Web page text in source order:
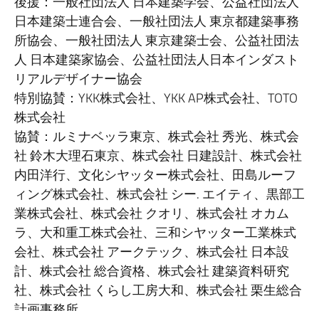
日本建築士連合会、一般社団法人 東京都建築事務
所協会、一般社団法人 東京建築士会、公益社団法
人 日本建築家協会、公益社団法人日本インダスト
リアルデザイナー協会
特別協賛：YKK株式会社、YKK AP株式会社、TOTO
株式会社
協賛：ルミナベッラ東京、株式会社 秀光、株式会
社 鈴木大理石東京、株式会社 日建設計、株式会社
内田洋行、文化シヤッター株式会社、田島ルーフ
ィング株式会社、株式会社 シー. エイティ、黒部工
業株式会社、株式会社 クオリ、株式会社 オカム
ラ、大和重工株式会社、三和シヤッター工業株式
会社、株式会社 アークテック、株式会社 日本設
計、株式会社 総合資格、株式会社 建築資料研究
社、株式会社 くらし工房大和、株式会社 栗生総合